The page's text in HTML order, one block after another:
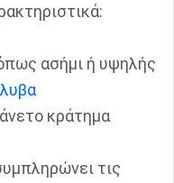
ασήμι ή υψηλής
κράτημα
τις